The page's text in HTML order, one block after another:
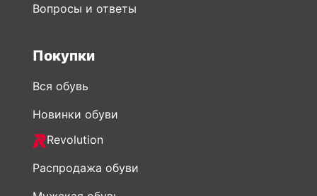
Вопросы и ответы
Покупки
Вся обувь
Новинки обуви
Revolution
Распродажа обуви